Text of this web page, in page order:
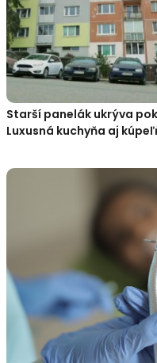
Starší panelák ukrýva
Luxusná kuchyňa aj